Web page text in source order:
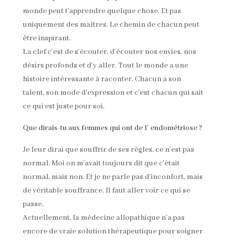
monde peut t’apprendre quelque chose. Et pas
uniquement des maîtres. Le chemin de chacun peut
être inspirant.
La clef c’est de s’écouter, d’écouter nos envies, nos
désirs profonds et d’y aller. Tout le monde a une
histoire intéressante à raconter. Chacun a son
talent, son mode d’expression et c’est chacun qui sait
ce qui est juste pour soi.
Que dirais-tu aux femmes qui ont de l’ endométriose ?
Je leur dirai que souffrir de ses règles, ce n’est pas
normal. Moi on m’avait toujours dit que c’était
normal, mais non. Et je ne parle pas d’inconfort, mais
de véritable souffrance. Il faut aller voir ce qui se
passe.
Actuellement, la médecine allopathique n’a pas
encore de vraie solution thérapeutique pour soigner